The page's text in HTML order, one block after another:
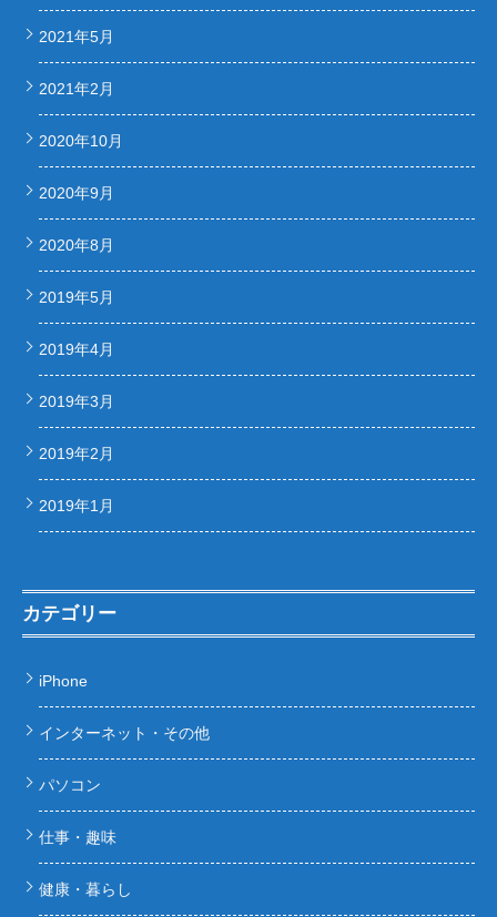
2021年5月
2021年2月
2020年10月
2020年9月
2020年8月
2019年5月
2019年4月
2019年3月
2019年2月
2019年1月
カテゴリー
iPhone
インターネット・その他
パソコン
仕事・趣味
健康・暮らし